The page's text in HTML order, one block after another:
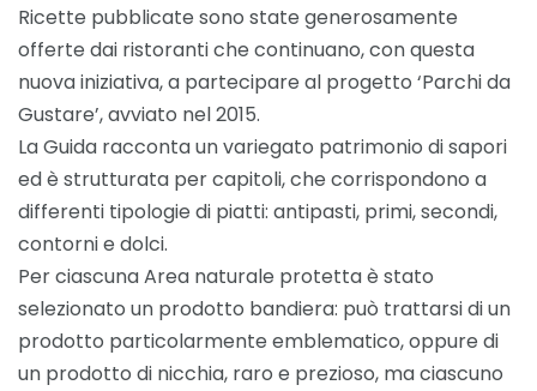
Ricette pubblicate sono state generosamente
offerte dai ristoranti che continuano, con questa
nuova iniziativa, a partecipare al progetto ‘Parchi da
Gustare’, avviato nel 2015.
La Guida racconta un variegato patrimonio di sapori
ed è strutturata per capitoli, che corrispondono a
differenti tipologie di piatti: antipasti, primi, secondi,
contorni e dolci.
Per ciascuna Area naturale protetta è stato
selezionato un prodotto bandiera: può trattarsi di un
prodotto particolarmente emblematico, oppure di
un prodotto di nicchia, raro e prezioso, ma ciascuno